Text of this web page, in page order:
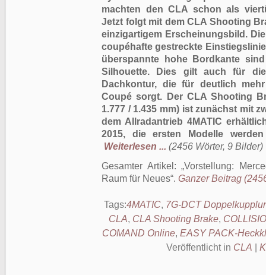
machten den CLA schon als
Jetzt folgt mit dem CLA Shooting
einzigartigem Erscheinungsbild.
coupéhafte gestreckte
überspannte hohe Bordkante
Silhouette. Dies gilt auch für
Dachkontur, die für deutlich
Coupé sorgt. Der CLA Shooting
1.777 / 1.435 mm) ist zunächst mit
dem Allradantrieb 4MATIC
2015, die ersten Modelle
Weiterlesen ... (2456 Wörter, 9 Bilder)
Gesamter Artikel: Vorstellung:
Raum für Neues . Ganzer Beitrag
Tags:4MATIC, 7G-DCT
CLA, CLA Shooting Brake,
COMAND Online, EASY PACK-
Veröffentlicht in CLA